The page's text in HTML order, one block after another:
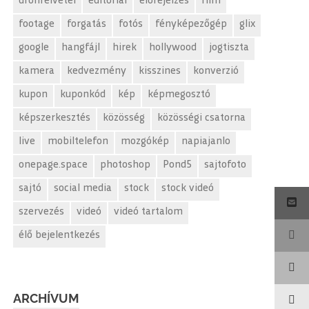
footage forgatás fotós fényképezőgép glix
google hangfájl hirek hollywood jogtiszta
kamera kedvezmény kisszines konverzió
kupon kuponkód kép képmegosztó
képszerkesztés közösség közösségi csatorna
live mobiltelefon mozgókép napiajanlo
onepage.space photoshop Pond5 sajtofoto
sajtó social media stock stock videó
szervezés videó videó tartalom
élő bejelentkezés
ARCHÍVUM